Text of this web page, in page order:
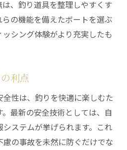
、釣り道具を整理しやすくす
の機能を備えたボートを選ぶ
シング体験がより充実したも
利点
性は、釣りを快適に楽しむた
最新の安全技術としては、自
ステムが挙げられます。これ
の事故を未然に防ぐだけでな